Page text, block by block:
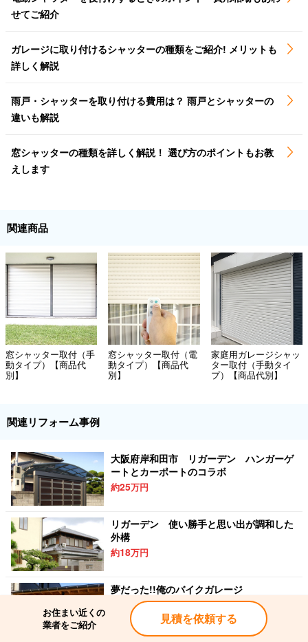
せてご紹介
ガレージに取り付けるシャッターの種類をご紹介! メリットも
詳しく解説
雨戸・シャッターを取り付ける費用は？ 雨戸とシャッターの
違いも解説
窓シャッターの種類を詳しく解説！ 選び方のポイントもお教
えします
関連商品
窓シャッター取付（手
動タイプ）【商品代
別】
窓シャッター取付（電
動タイプ）【商品代
別】
家庭用ガレージシャッ
ター取付（手動タイ
プ）【商品代別】
関連リフォーム事例
大阪府岸和田市 リガーデン ハンガーゲ
ートとカーポートのコラボ
約25万円
リガーデン 使い勝手と思い出が調和した
外構
約18万円
夢だった!!俺のバイクガレージ
350万円
お住まい近くの
業者をご紹介
見積を依頼する